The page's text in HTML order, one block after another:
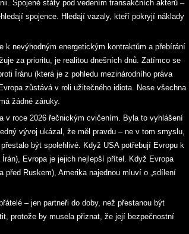
Spojené státy pod vedením transakčních aktérů –
spojence. Hledají vazaly, kteří pokryjí náklady
k nevýhodným energetickým kontraktům a přebírání
za prioritu, je realitou dnešních dnů. Zatímco se
Íránu (která je z pohledu mezinárodního práva
zůstává v roli užitečného idiota. Nese všechna
žádné záruky.
v roce 2026 řečnickým cvičením. Byla to vyhlášení
vývoj ukázal, že měl pravdu – ne v tom smyslu,
být spolehlivé. Když USA potřebují Evropu k
Evropa je jejich nejlepší přítel. Když Evropa
Ruskem), Amerika najednou mluví o „sdílení
– jen partneři do doby, než přestanou být
protože by musela přiznat, že její bezpečnostní